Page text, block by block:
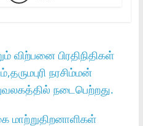
விற்பனை பிரதிநிதிகள்
நரசிம்மன்
நடைபெற்றது.